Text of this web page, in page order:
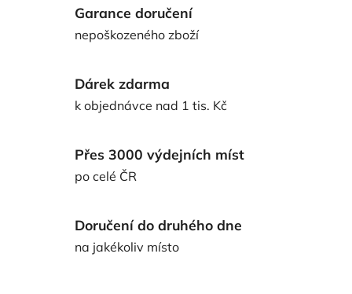
Garance doručení
nepoškozeného zboží
Dárek zdarma
k objednávce nad 1 tis. Kč
Přes 3000 výdejních míst
po celé ČR
Doručení do druhého dne
na jakékoliv místo